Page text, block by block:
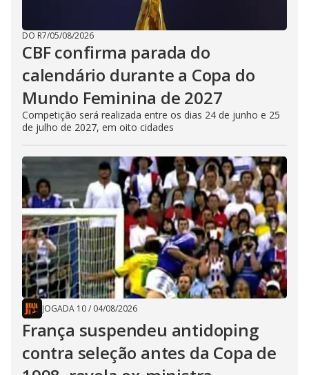
DO R7/05/08/2026
CBF confirma parada do
calendário durante a Copa do
Mundo Feminina de 2027
Competição será realizada entre os dias 24 de junho e 25
de julho de 2027, em oito cidades
JOGADA 10/ 04/08/2026
França suspendeu antidoping
contra seleção antes da Copa de